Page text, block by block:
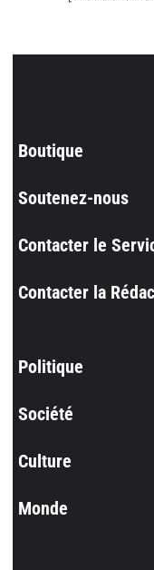
Boutique
Soutenez-nous
Contacter le
Contacter la
Politique
Société
Culture
Monde